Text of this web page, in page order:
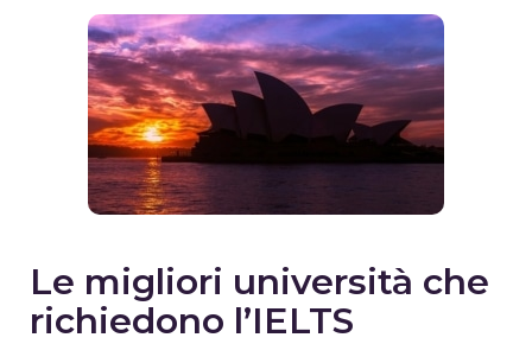
Le migliori università che
richiedono l’IELTS